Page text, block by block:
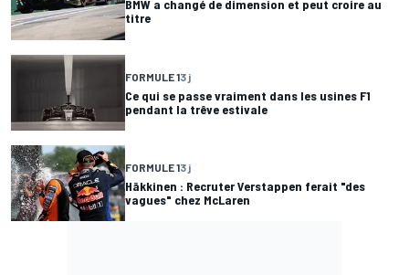
BMW a changé de dimension et peut croire au
titre
FORMULE 13 j
Ce qui se passe vraiment dans les usines F1
pendant la trêve estivale
FORMULE 13 j
Häkkinen : Recruter Verstappen ferait "des
vagues" chez McLaren